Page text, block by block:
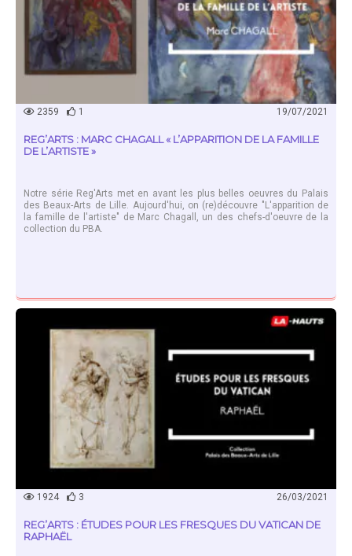
2359 1 19/07/2021
REG’ARTS : MARC CHAGALL « L’APPARITION DE LA FAMILLE
DE L’ARTISTE »
Notre série Reg'Arts met en avant les plus belles oeuvres du Palais
des Beaux-Arts de Lille. Aujourd'hui, on (re)découvre "L'apparition de
la famille de l'artiste" de Marc Chagall, un des chefs-d'oeuvre de la
collection du PBA.
EN SAVOIR PLUS
1924 3 26/03/2021
REG’ARTS : ÉTUDES POUR LES FRESQUES DU VATICAN DE
RAPHAËL